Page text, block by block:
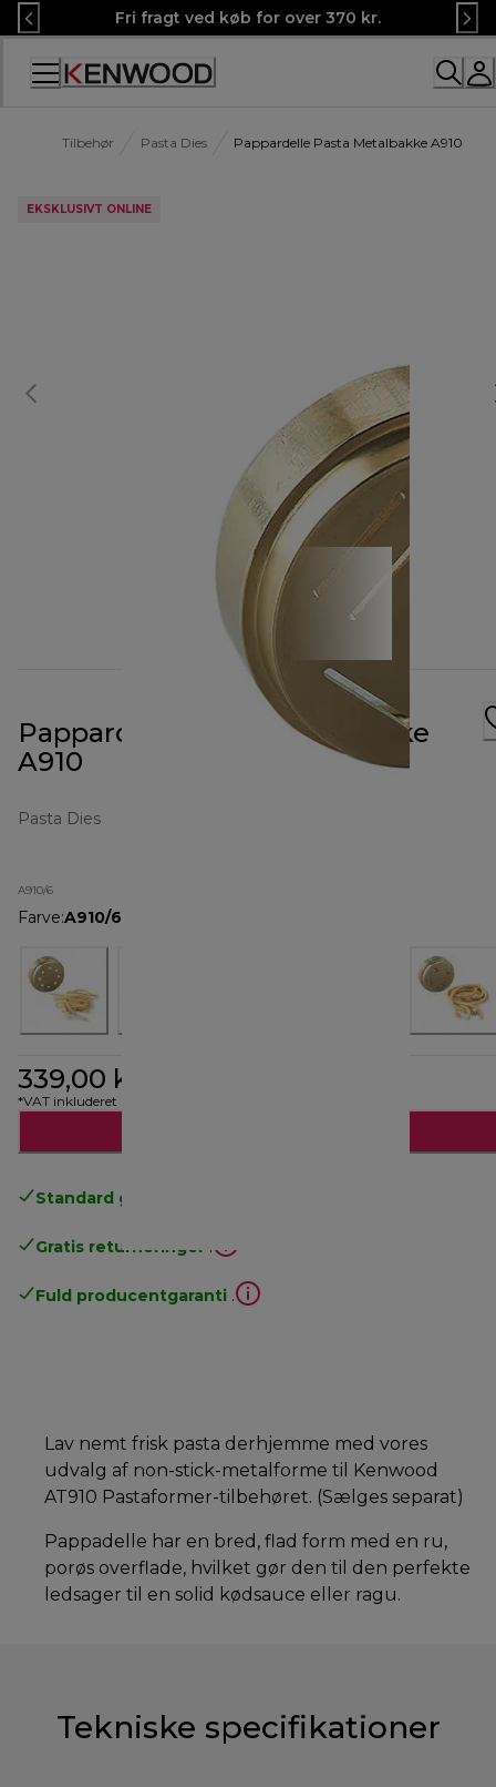
Skip
to
Content
Fri fragt ved køb for over 370 kr.
Tilbehør Pasta Dies Pappardelle Pasta Metalbakke A910
EKSKLUSIVT ONLINE
Pappardelle Pasta Metalbakke
A910
Pasta Dies
A910/6
Farve:A910/6
339,00 kr.
*VAT inkluderet
Standard gratis levering
Gratis returneringer .
Fuld producentgaranti .
Lav nemt frisk pasta derhjemme med vores
udvalg af non-stick-metalforme til Kenwood
AT910 Pastaformer-tilbehøret. (Sælges separat)
Pappadelle har en bred, flad form med en ru,
porøs overflade, hvilket gør den til den perfekte
ledsager til en solid kødsauce eller ragu.
Tekniske specifikationer